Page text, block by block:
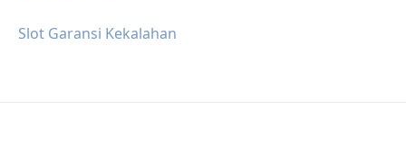
Slot Garansi Kekalahan